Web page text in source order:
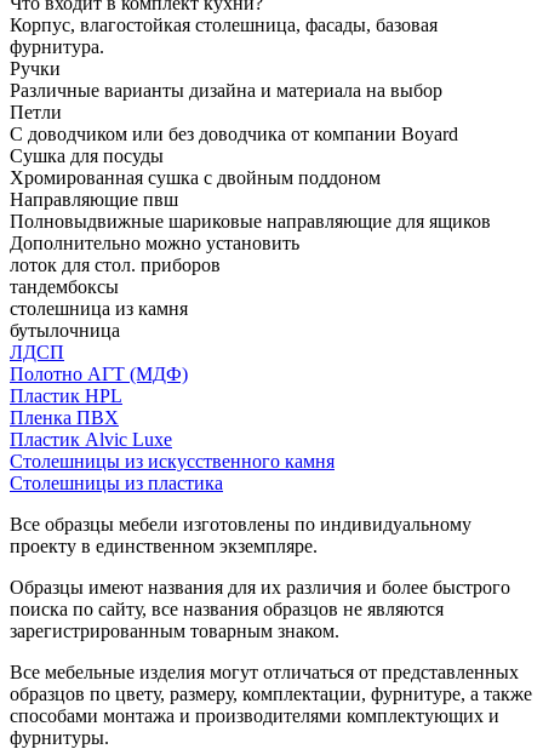
Корпус, влагостойкая столешница, фасады, базовая
фурнитура.
Ручки
Различные варианты дизайна и материала на выбор
Петли
С доводчиком или без доводчика от компании Boyard
Сушка для посуды
Хромированная сушка с двойным поддоном
Направляющие пвш
Полновыдвижные шариковые направляющие для ящиков
Дополнительно можно установить
лоток для стол. приборов
тандембоксы
столешница из камня
бутылочница
ЛДСП
Полотно АГТ (МДФ)
Пластик HPL
Пленка ПВХ
Пластик Alvic Luxe
Столешницы из искусственного камня
Столешницы из пластика
Все образцы мебели изготовлены по индивидуальному
проекту в единственном экземпляре.
Образцы имеют названия для их различия и более быстрого
поиска по сайту, все названия образцов не являются
зарегистрированным товарным знаком.
Все мебельные изделия могут отличаться от представленных
образцов по цвету, размеру, комплектации, фурнитуре, а также
способами монтажа и производителями комплектующих и
фурнитуры.